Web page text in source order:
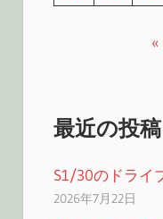
«
最近の投稿
S1/30のドライ
2026年7月22日